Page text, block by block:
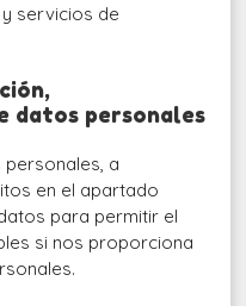
servicios de
datos personales
a
en el apartado
para permitir el
si nos proporciona